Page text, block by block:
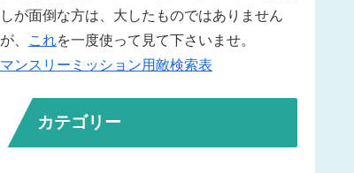
しが面倒な方は、大したものではありません
が、
これを一度使って見て下さいませ。
マンスリーミッション用敵検索表
カテゴリー